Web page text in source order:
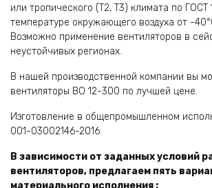
или тропического (Т2, Т3) климата по ГОСТ
температуре окружающего воздуха от -
Возможно применение вентиляторов в
неустойчивых регионах.
В нашей производственной компании вы
вентиляторы ВО 12-300 по лучшей цене.
Изготовление в общепромышленном
001-03002146-2016.
В зависимости от заданных условий
вентиляторов, предлагаем пять
материального исполнения :